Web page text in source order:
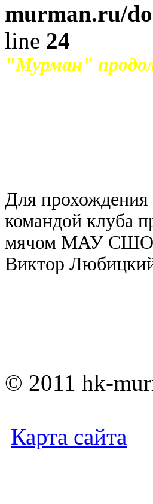
murman.ru/
line 24
"Мурман"
Для прохождения
командой клуба
мячом МАУ СШОР
Виктор
© 2011 hk-
Карта сайта